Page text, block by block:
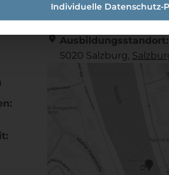
location_on Ausbildungsstandort:
5020 Salzburg,
Individuelle Datenschutz-